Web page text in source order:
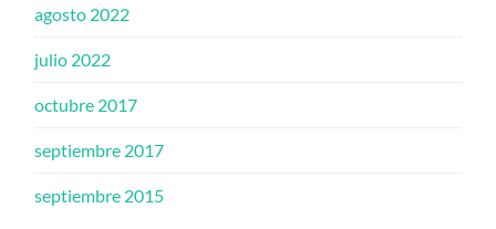
agosto 2022
julio 2022
octubre 2017
septiembre 2017
septiembre 2015